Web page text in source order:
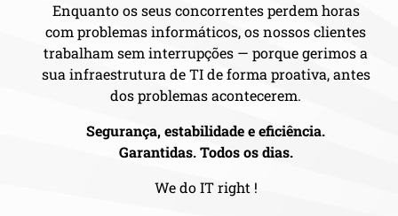
Enquanto os seus concorrentes perdem horas
com problemas informáticos, os nossos clientes
trabalham sem interrupções — porque gerimos a
sua infraestrutura de TI de forma proativa, antes
dos problemas acontecerem.
Segurança, estabilidade e eficiência.
Garantidas. Todos os dias.
We do IT right !